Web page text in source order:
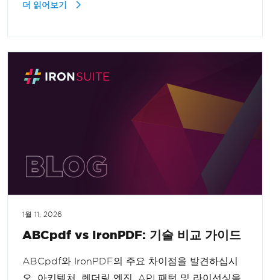
더 읽어보기
1월 11, 2026
ABCpdf vs IronPDF: 기술 비교 가이드
ABCpdf와 IronPDF의 주요 차이점을 발견하십시
오. 아키텍처, 렌더링 엔진, API 패턴 및 라이선싱을